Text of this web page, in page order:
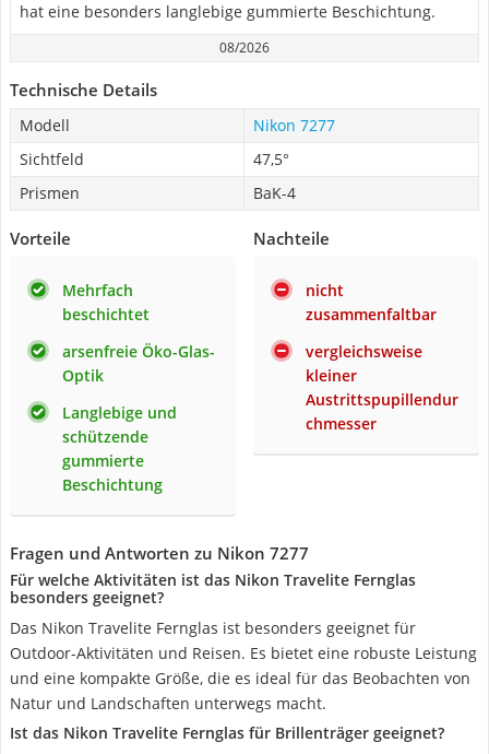
hat eine besonders langlebige gummierte Beschichtung.
08/2026
Technische Details
Modell
Nikon 7277
Sichtfeld
47,5°
Prismen
BaK-4
Vorteile
Mehrfach
beschichtet
arsenfreie Öko-Glas-
Optik
Langlebige und
schützende
gummierte
Beschichtung
Nachteile
nicht
zusammenfaltbar
vergleichsweise
kleiner
Austrittspupillendur
chmesser
Fragen und Antworten zu Nikon 7277
Für welche Aktivitäten ist das Nikon Travelite Fernglas
besonders geeignet?
Das Nikon Travelite Fernglas ist besonders geeignet für
Outdoor-Aktivitäten und Reisen. Es bietet eine robuste Leistung
und eine kompakte Größe, die es ideal für das Beobachten von
Natur und Landschaften unterwegs macht.
Ist das Nikon Travelite Fernglas für Brillenträger geeignet?